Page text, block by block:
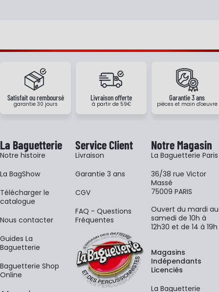
Satisfait ou remboursé
garantie 30 jours
Livraison offerte
à partir de 59€
Garantie 3 ans
pièces et main d'oeuvre
La Baguetterie
Notre histoire
La BagShow
​Télécharger le
catalogue
Nous contacter
Guides La
Baguetterie
Baguetterie Shop
Online
Service Client
Livraison
Garantie 3 ans
CGV
FAQ - Questions
Fréquentes
Notre Magasin
La Baguetterie Paris
36/38 rue Victor
Massé
75009 PARIS
Ouvert du mardi au
samedi de 10h à
12h30 et de 14 à 19h
Magasins
Indépendants
Licenciés
La Baguetterie